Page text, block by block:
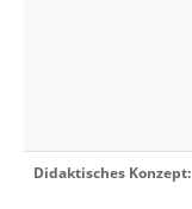
Didaktisches Konzept: